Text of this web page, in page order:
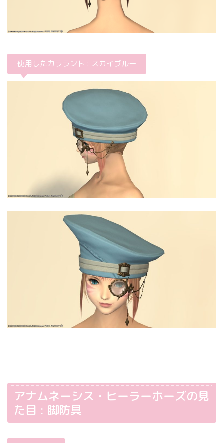
使用したカララント : スカイブルー
アナムネーシス・ヒーラーホーズの見
た目 : 脚防具